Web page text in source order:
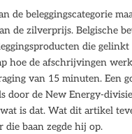
de beleggingscategorie
de zilverprijs. Belgische
die
hoe de afschrijvingen
van 15 minuten. Een
door de New Energy-
is dat. Wat dit artikel
die baan zegde hij op.